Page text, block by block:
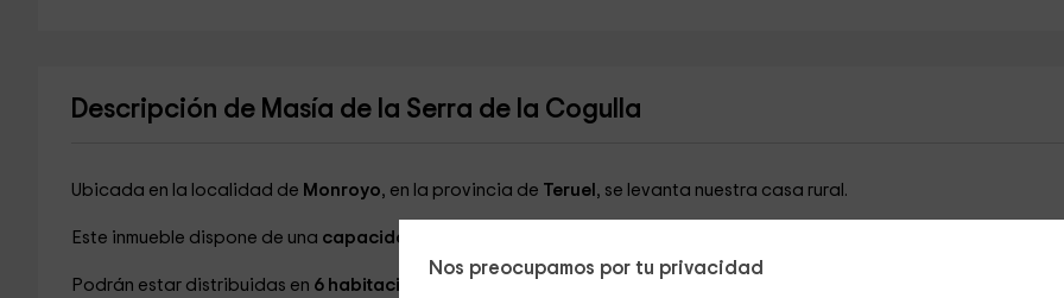
Nos preocupamos por tu privacidad
Descripción de Masía de la Serra de la Cogulla
Ubicada en la localidad de Monroyo, en la provincia de Teruel , se levanta nuestra casa rural.
Este inmueble dispone de una capacidad máxima de 12 personas.
Podrán estar distribuidas en 6 habitaciones,